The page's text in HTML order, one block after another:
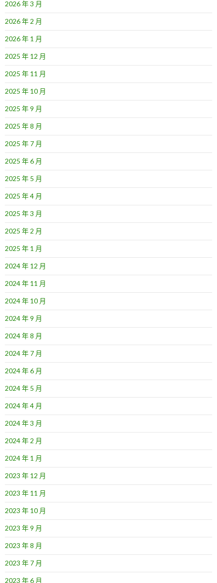
2026 年 3 月
2026 年 2 月
2026 年 1 月
2025 年 12 月
2025 年 11 月
2025 年 10 月
2025 年 9 月
2025 年 8 月
2025 年 7 月
2025 年 6 月
2025 年 5 月
2025 年 4 月
2025 年 3 月
2025 年 2 月
2025 年 1 月
2024 年 12 月
2024 年 11 月
2024 年 10 月
2024 年 9 月
2024 年 8 月
2024 年 7 月
2024 年 6 月
2024 年 5 月
2024 年 4 月
2024 年 3 月
2024 年 2 月
2024 年 1 月
2023 年 12 月
2023 年 11 月
2023 年 10 月
2023 年 9 月
2023 年 8 月
2023 年 7 月
2023 年 6 月